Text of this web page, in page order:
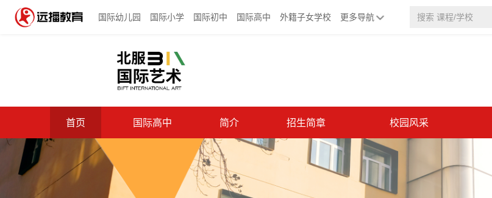
国际幼儿园 国际小学 国际初中 国际高中 外籍子女学校 更多导航
首页 国际高中 简介 招生简章 校园风采